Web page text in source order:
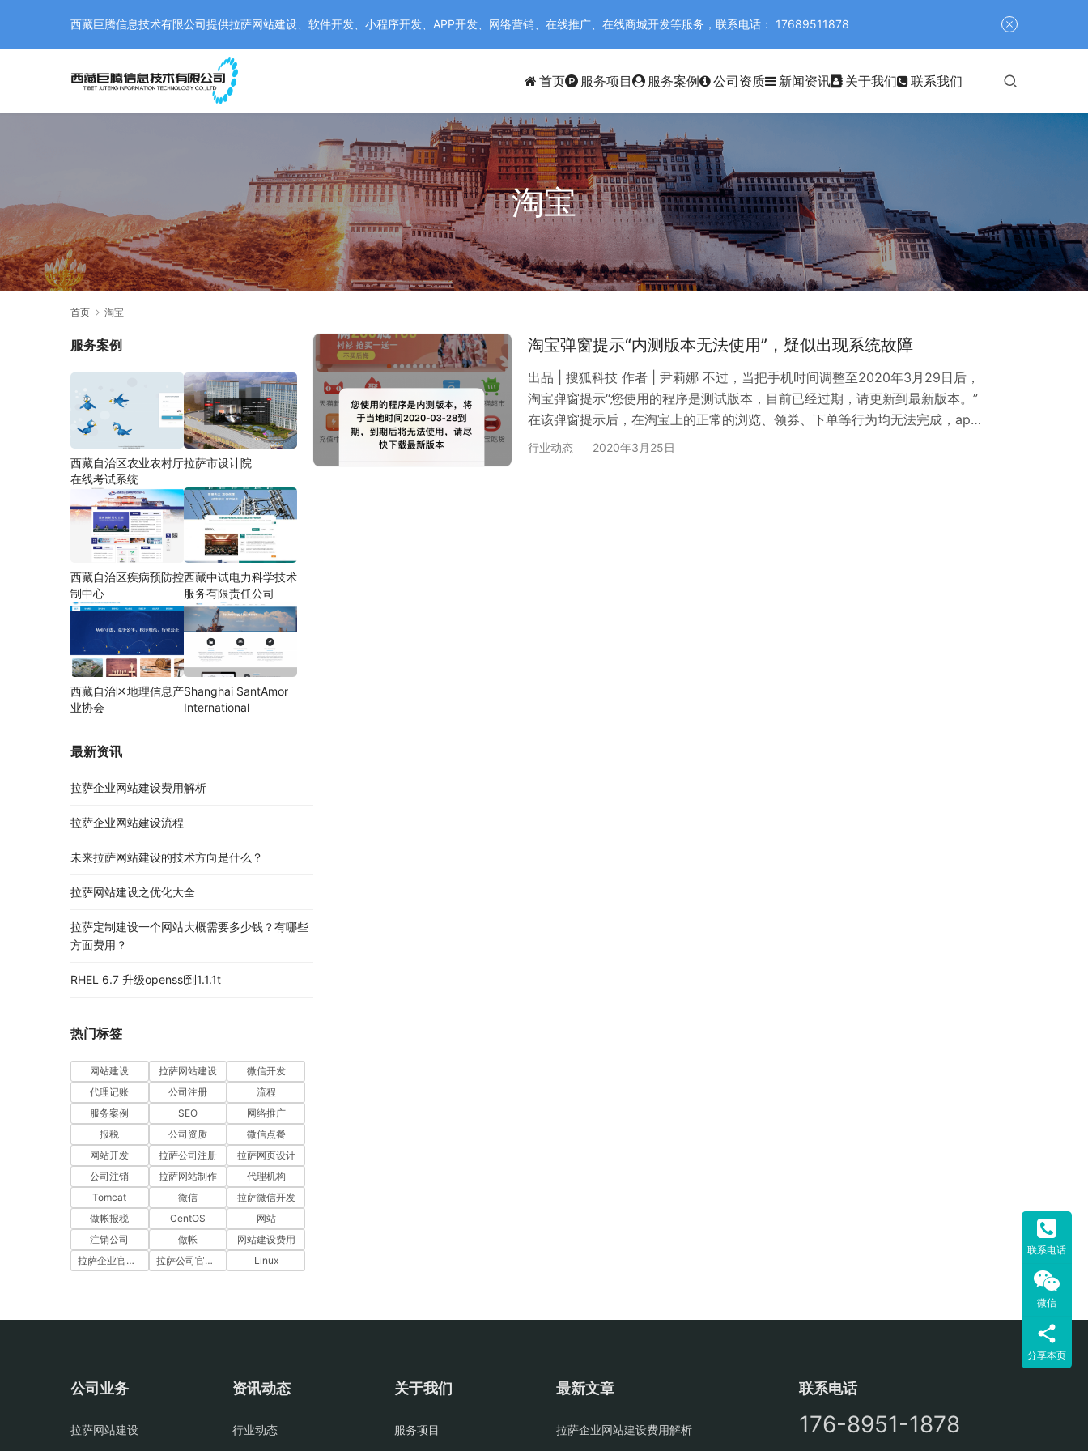
西藏巨腾信息技术有限公司提供拉萨网站建设、软件开发、小程序开发、APP开发、网络营销、在线推广、在线商城开发等服务，联系电话： 17689511878
首页 服务项目 服务案例 公司资质 新闻资讯 关于我们 联系我们
淘宝
首页 淘宝
淘宝弹窗提示“内测版本无法使用”，疑似出现系统故障
出品 | 搜狐科技 作者 | 尹莉娜 不过，当把手机时间调整至2020年3月29日后，
淘宝弹窗提示“您使用的程序是测试版本，目前已经过期，请更新到最新版本。”
在该弹窗提示后，在淘宝上的正常的浏览、领券、下单等行为均无法完成，app
出现闪退，并需要进行app恢复。不过，在点击恢复后仍然无法正常使用，系统
行业动态 2020年3月25日
服务案例
西藏自治区农业农村厅
在线考试系统
拉萨市设计院
西藏自治区疾病预防控
制中心
西藏中试电力科学技术
服务有限责任公司
西藏自治区地理信息产
业协会
Shanghai SantAmor
International
最新资讯
拉萨企业网站建设费用解析
拉萨企业网站建设流程
未来拉萨网站建设的技术方向是什么？
拉萨网站建设之优化大全
拉萨定制建设一个网站大概需要多少钱？有哪些
方面费用？
RHEL 6.7 升级openssl到1.1.1t
热门标签
网站建设 拉萨网站建设
微信开发
代理记账
公司注册
流程
服务案例
SEO
网络推广
报税
公司资质
微信点餐
网站开发
拉萨公司注册
拉萨网页设计
公司注销
拉萨网站制作
代理机构
Tomcat
微信
拉萨微信开发
做帐报税
CentOS
网站
注销公司
做帐
网站建设费用
拉萨企业官网建设
拉萨公司官网建设 Linux
公司业务
拉萨网站建设
资讯动态
行业动态
关于我们
服务项目
最新文章
拉萨企业网站建设费用解析
联系电话
176-8951-1878
联系电话
微信
分享本页